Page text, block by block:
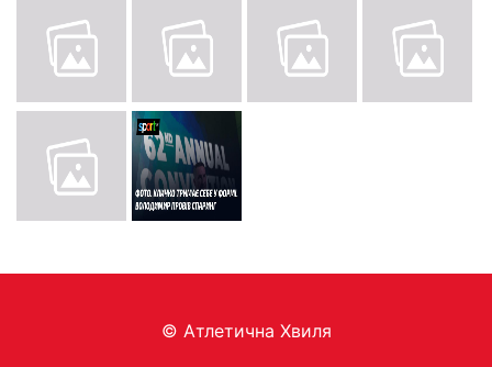
© Aтлетична Хвиля